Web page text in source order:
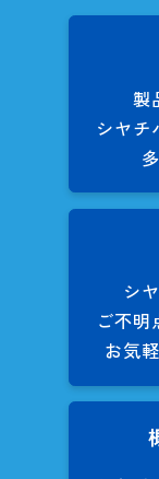
製
シヤチ
シ
ご不明
お気